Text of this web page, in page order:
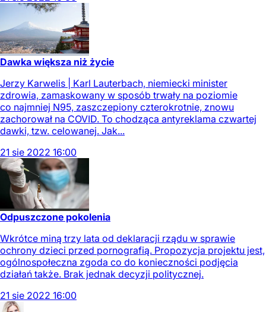
Dawka większa niż życie
Jerzy Karwelis | Karl Lauterbach, niemiecki minister
zdrowia, zamaskowany w sposób trwały na poziomie
co najmniej N95, zaszczepiony czterokrotnie, znowu
zachorował na COVID. To chodząca antyreklama czwartej
dawki, tzw. celowanej. Jak...
21 sie 2022 16:00
Odpuszczone pokolenia
Wkrótce miną trzy lata od deklaracji rządu w sprawie
ochrony dzieci przed pornografią. Propozycja projektu jest,
ogólnospołeczna zgoda co do konieczności podjęcia
działań także. Brak jednak decyzji politycznej.
21 sie 2022 16:00